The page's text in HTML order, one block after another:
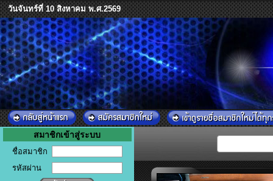
วันจันทร์ที่ 10 สิงหาคม พ.ศ.2569
สมาชิกเข้าสู่ระบบ
ชื่อสมาชิก
รหัสผ่าน